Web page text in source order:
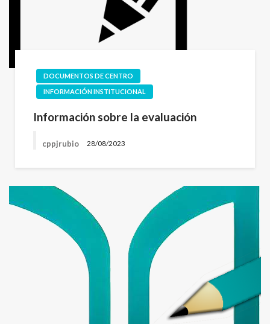
DOCUMENTOS DE CENTRO
INFORMACIÓN INSTITUCIONAL
Información sobre la evaluación
cppjrubio 28/08/2023